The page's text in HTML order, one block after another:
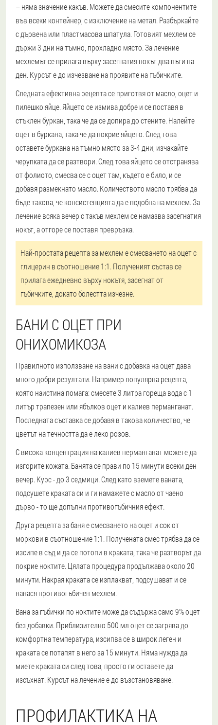
– няма значение какъв. Можете да смесите компонентите
във всеки контейнер, с изключение на метал. Разбъркайте
с дървена или пластмасова шпатула. Готовият мехлем се
държи 3 дни на тъмно, прохладно място. За лечение
мехлемът се прилага върху засегнатия нокът два пъти на
ден. Курсът е до изчезване на проявите на гъбичките.
Следната ефективна рецепта се приготвя от масло, оцет и
пилешко яйце. Яйцето се измива добре и се поставя в
стъклен буркан, така че да се допира до стените. Налейте
оцет в буркана, така че да покрие яйцето. След това
оставете буркана на тъмно място за 3-4 дни, изчакайте
черупката да се разтвори. След това яйцето се отстранява
от фолиото, смесва се с оцет там, където е било, и се
добавя размекнато масло. Количеството масло трябва да
бъде такова, че консистенцията да е подобна на мехлем. За
лечение всяка вечер с такъв мехлем се намазва засегнатия
нокът, а отгоре се поставя превръзка.
Най-простата рецепта за мехлем е смесването на оцет с
глицерин в съотношение 1:1. Полученият състав се
прилага ежедневно върху нокътя, засегнат от
гъбичките, докато болестта изчезне.
БАНИ С ОЦЕТ ПРИ
ОНИХОМИКОЗА
Правилното използване на вани с добавка на оцет дава
много добри резултати. Например популярна рецепта,
която наистина помага: смесете 3 литра гореща вода с 1
литър трапезен или ябълков оцет и калиев перманганат.
Последната съставка се добавя в такова количество, че
цветът на течността да е леко розов.
С висока концентрация на калиев перманганат можете да
изгорите кожата. Банята се прави по 15 минути всеки ден
вечер. Курс - до 3 седмици. След като вземете ваната,
подсушете краката си и ги намажете с масло от чаено
дърво - то ще допълни противогъбичния ефект.
Друга рецепта за баня е смесването на оцет и сок от
моркови в съотношение 1:1. Получената смес трябва да се
изсипе в съд и да се потопи в краката, така че разтворът да
покрие ноктите. Цялата процедура продължава около 20
минути. Накрая краката се изплакват, подсушават и се
нанася противогъбичен мехлем.
Вана за гъбички по ноктите може да съдържа само 9% оцет
без добавки. Приблизително 500 мл оцет се загрява до
комфортна температура, изсипва се в широк леген и
краката се потапят в него за 15 минути. Няма нужда да
миете краката си след това, просто ги оставете да
изсъхнат. Курсът на лечение е до възстановяване.
ПРОФИЛАКТИКА НА